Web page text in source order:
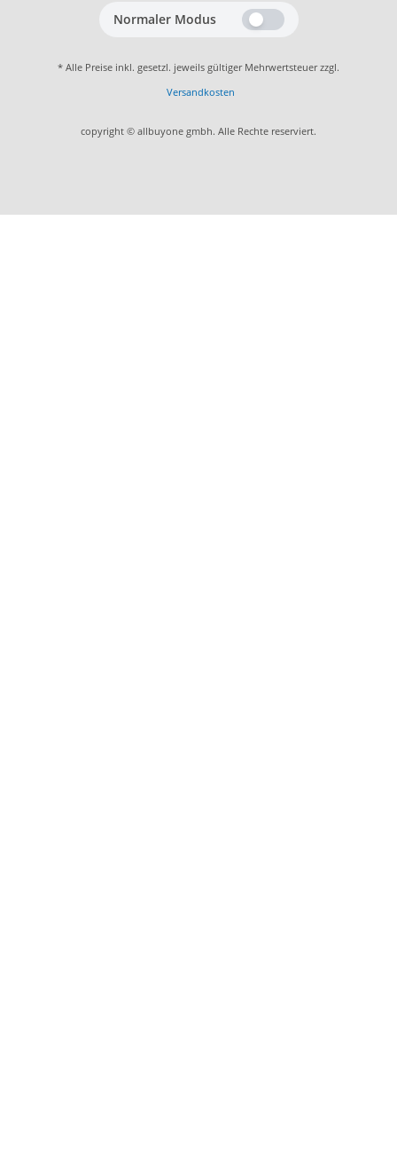
Normaler Modus
* Alle Preise inkl. gesetzl. jeweils gültiger Mehrwertsteuer zzgl.
Versandkosten
copyright © allbuyone gmbh. Alle Rechte reserviert.